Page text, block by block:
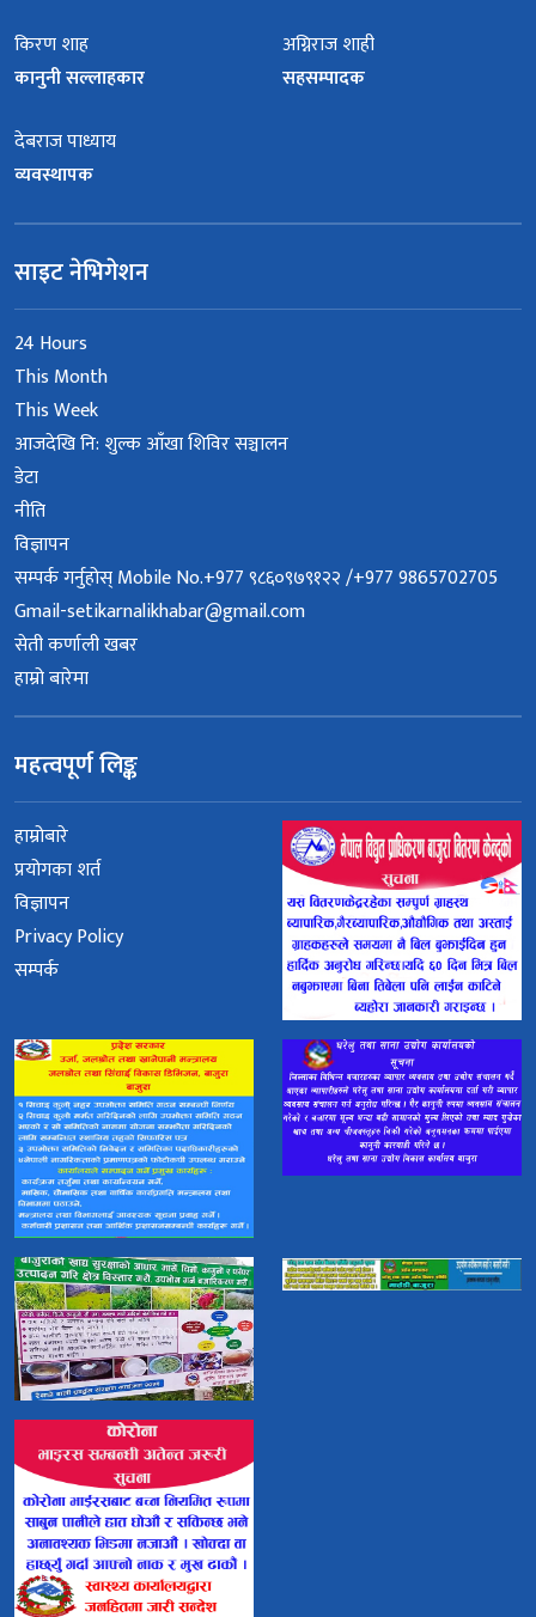
किरण शाह
कानुनी सल्लाहकार
अग्निराज शाही
सहसम्पादक
देबराज पाध्याय
व्यवस्थापक
साइट नेभिगेशन
24 Hours
This Month
This Week
आजदेखि नि: शुल्क आँखा शिविर सञ्चालन
डेटा
नीति
विज्ञापन
सम्पर्क गर्नुहोस् Mobile No.+977 ९८६०९७९१२२ /+977 9865702705
Gmail-setikarnalikhabar@gmail.com
सेती कर्णाली खबर
हाम्रो बारेमा
महत्वपूर्ण लिङ्क
हाम्रोबारे
प्रयोगका शर्त
विज्ञापन
Privacy Policy
सम्पर्क